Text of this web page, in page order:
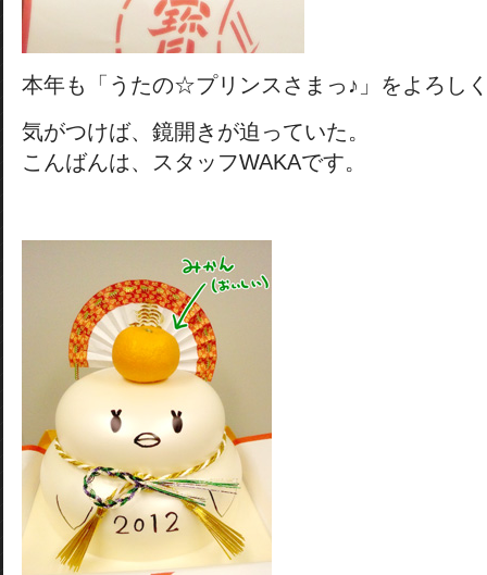
本年も「うたの☆プリンスさまっ♪」をよろし
気がつけば、鏡開きが迫っていた。
こんばんは、スタッフWAKAです。